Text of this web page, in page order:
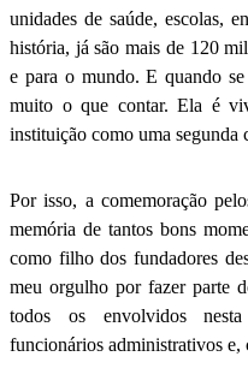
unidades de saúde, escolas,
história, já são mais de 120
e para o mundo. E quando
muito o que contar. Ela é
instituição como uma segunda
Por isso, a comemoração
memória de tantos bons
como filho dos fundadores
meu orgulho por fazer parte
todos os envolvidos nesta
funcionários administrativos e,